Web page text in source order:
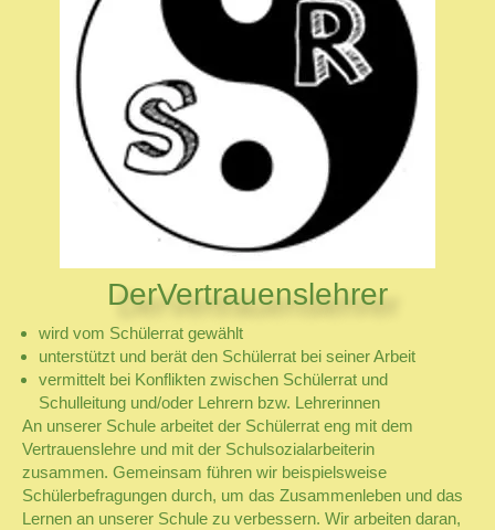
DerVertrauenslehrer
wird vom Schülerrat gewählt
unterstützt und berät den Schülerrat bei seiner Arbeit
vermittelt bei Konflikten zwischen Schülerrat und
Schulleitung und/oder Lehrern bzw. Lehrerinnen
An unserer Schule arbeitet der Schülerrat eng mit dem
Vertrauenslehre und mit der Schulsozialarbeiterin
zusammen. Gemeinsam führen wir beispielsweise
Schülerbefragungen durch, um das Zusammenleben und das
Lernen an unserer Schule zu verbessern. Wir arbeiten daran,